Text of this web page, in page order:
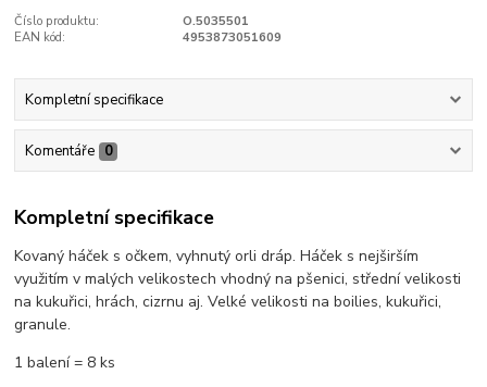
Číslo produktu:
O.5035501
EAN kód:
4953873051609
Kompletní specifikace
Komentáře 0
Kompletní specifikace
Kovaný háček s očkem, vyhnutý orli dráp. Háček s nejširším
využitím v malých velikostech vhodný na pšenici, střední velikosti
na kukuřici, hrách, cizrnu aj. Velké velikosti na boilies, kukuřici,
granule.
1 balení = 8 ks